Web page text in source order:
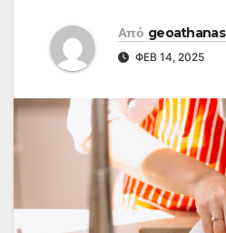
Από geoathanas
ΦΕΒ 14, 2025